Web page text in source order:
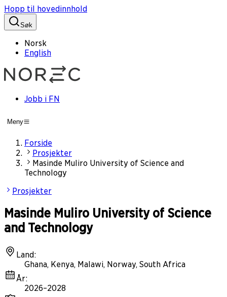
Hopp til hovedinnhold
Søk
Norsk
English
Jobb i FN
Meny
Forside
Prosjekter
Masinde Muliro University of Science and
Technology
Prosjekter
Masinde Muliro University of Science
and Technology
Land:
Ghana, Kenya, Malawi, Norway, South Africa
År:
2026–2028